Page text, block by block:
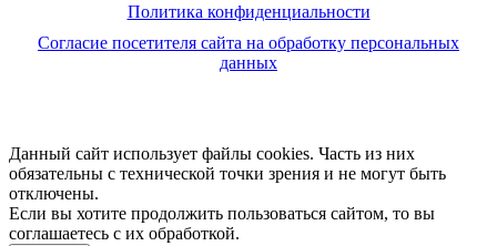
Политика конфиденциальности
Согласие посетителя сайта на обработку персональных
данных
Данный сайт использует файлы cookies. Часть из них
обязательны с технической точки зрения и не могут быть
отключены.
Если вы хотите продолжить пользоваться сайтом, то вы
соглашаетесь с их обработкой.